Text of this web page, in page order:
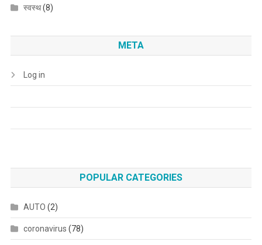
स्वस्थ(8)
META
Log in
POPULAR CATEGORIES
AUTO (2)
coronavirus (78)